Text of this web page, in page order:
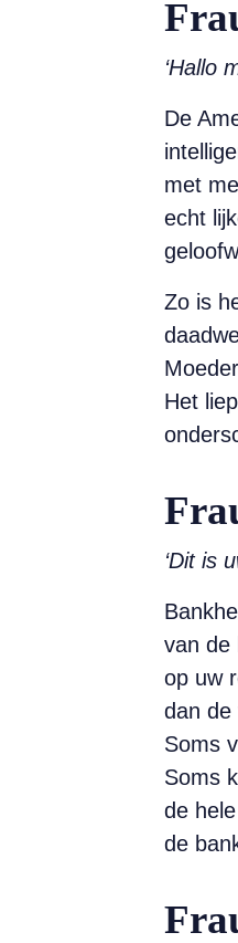
‘Hallo
De
met
echt
Zo is
Het
‘Dit is
van de
op uw
dan de
Soms
Soms
de
de